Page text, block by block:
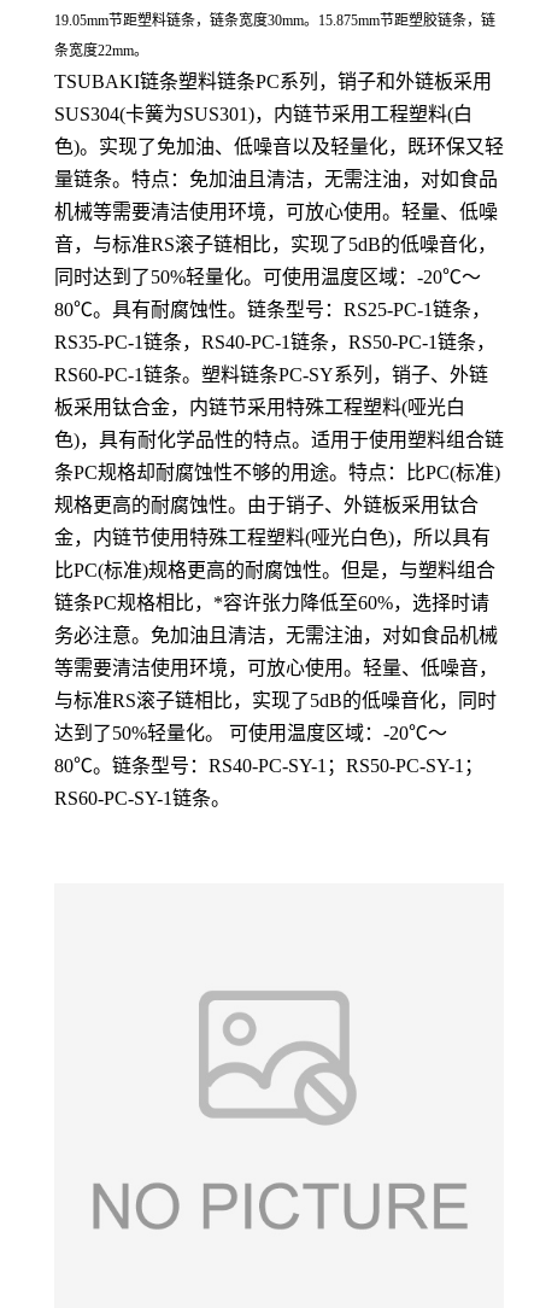
19.05mm节距塑料链条，链条宽度30mm。15.875mm节距塑胶链条，链
条宽度22mm。
TSUBAKI链条塑料链条PC系列，销子和外链板采用
SUS304(卡簧为SUS301)，内链节采用工程塑料(白
色)。实现了免加油、低噪音以及轻量化，既环保又轻
量链条。特点：免加油且清洁，无需注油，对如食品
机械等需要清洁使用环境，可放心使用。轻量、低噪
音，与标准RS滚子链相比，实现了5dB的低噪音化，
同时达到了50%轻量化。可使用温度区域：-20℃～
80℃。具有耐腐蚀性。链条型号：RS25-PC-1链条，
RS35-PC-1链条，RS40-PC-1链条，RS50-PC-1链条，
RS60-PC-1链条。塑料链条PC-SY系列，销子、外链
板采用钛合金，内链节采用特殊工程塑料(哑光白
色)，具有耐化学品性的特点。适用于使用塑料组合链
条PC规格却耐腐蚀性不够的用途。特点：比PC(标准)
规格更高的耐腐蚀性。由于销子、外链板采用钛合
金，内链节使用特殊工程塑料(哑光白色)，所以具有
比PC(标准)规格更高的耐腐蚀性。但是，与塑料组合
链条PC规格相比，*容许张力降低至60%，选择时请
务必注意。免加油且清洁，无需注油，对如食品机械
等需要清洁使用环境，可放心使用。轻量、低噪音，
与标准RS滚子链相比，实现了5dB的低噪音化，同时
达到了50%轻量化。 可使用温度区域：-20℃～
80℃。链条型号：RS40-PC-SY-1；RS50-PC-SY-1；
RS60-PC-SY-1链条。